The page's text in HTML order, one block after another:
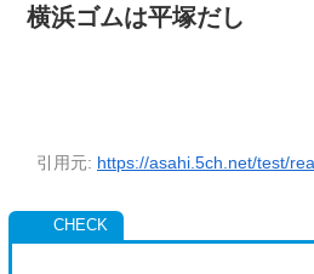
横浜ゴムは平塚だし
引用元: https://asahi.5ch.net/test/